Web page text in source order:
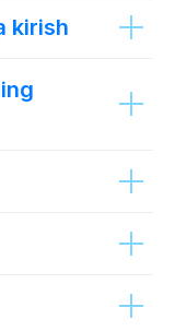
kirish